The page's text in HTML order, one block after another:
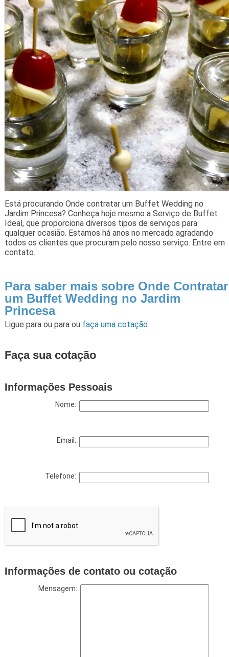
Está procurando Onde contratar um Buffet Wedding no
Jardim Princesa? Conheça hoje mesmo a Serviço de Buffet
Ideal, que proporciona diversos tipos de serviços para
qualquer ocasião. Estamos há anos no mercado agradando
todos os clientes que procuram pelo nosso serviço. Entre em
contato.
Para saber mais sobre Onde Contratar
um Buffet Wedding no Jardim
Princesa
Ligue para ou para ou faça uma cotação
Faça sua cotação
Informações Pessoais
Nome:
Email:
Telefone:
Informações de contato ou cotação
Mensagem: